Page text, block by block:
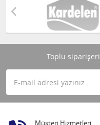
Toplu
Müşteri Hizmetleri